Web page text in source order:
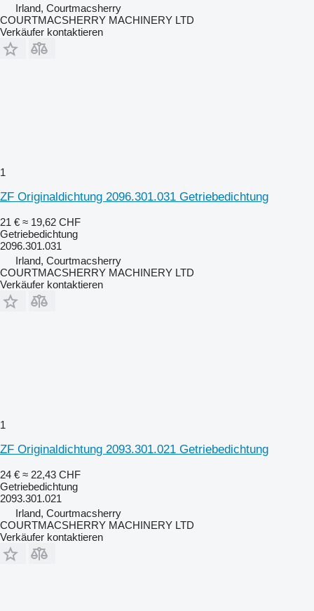
Irland, Courtmacsherry
COURTMACSHERRY MACHINERY LTD
Verkäufer kontaktieren
1
ZF Originaldichtung 2096.301.031 Getriebedichtung
21 € ≈ 19,62 CHF
Getriebedichtung
2096.301.031
Irland, Courtmacsherry
COURTMACSHERRY MACHINERY LTD
Verkäufer kontaktieren
1
ZF Originaldichtung 2093.301.021 Getriebedichtung
24 € ≈ 22,43 CHF
Getriebedichtung
2093.301.021
Irland, Courtmacsherry
COURTMACSHERRY MACHINERY LTD
Verkäufer kontaktieren